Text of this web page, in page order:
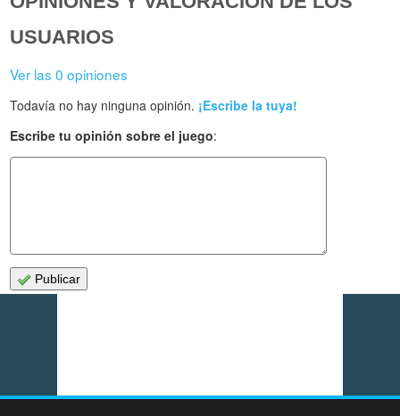
USUARIOS
Ver las 0 opiniones
Todavía no hay ninguna opinión. ¡Escribe la tuya!
Escribe tu opinión sobre el juego:
Publicar